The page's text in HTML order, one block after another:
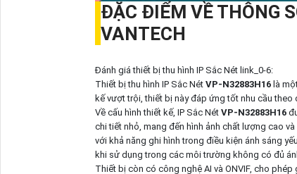
ĐẶC ĐIỂM VỀ THÔNG
VANTECH
Đánh giá thiết bị thu hình IP Sắc Nét link_0-6:
Thiết bị thu hình IP Sắc Nét VP-N32883H16 là
kế vượt trội, thiết bị này đáp ứng tốt nhu cầu
Về cấu hình thiết kế, IP Sắc Nét VP-N32883H16
chi tiết nhỏ, mang đến hình ảnh chất lượng cao
với khả năng ghi hình trong điều kiện ánh sáng
khi sử dụng trong các môi trường không có đủ
Thiết bị còn có công nghệ AI và ONVIF, cho